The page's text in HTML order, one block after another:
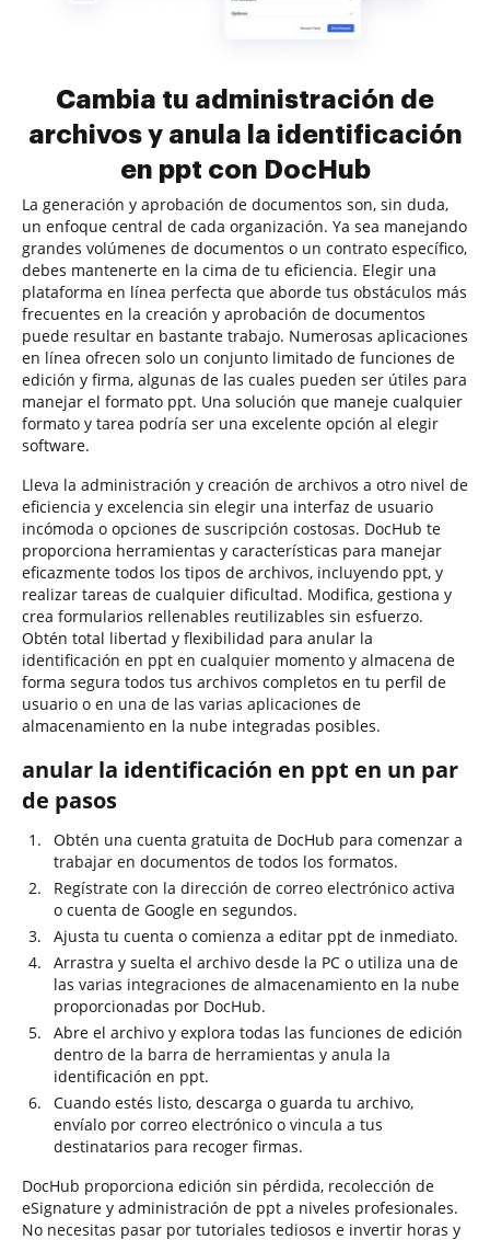
Cambia tu administración de
archivos y anula la identificación
en ppt con DocHub
La generación y aprobación de documentos son, sin duda,
un enfoque central de cada organización. Ya sea manejando
grandes volúmenes de documentos o un contrato específico,
debes mantenerte en la cima de tu eficiencia. Elegir una
plataforma en línea perfecta que aborde tus obstáculos más
frecuentes en la creación y aprobación de documentos
puede resultar en bastante trabajo. Numerosas aplicaciones
en línea ofrecen solo un conjunto limitado de funciones de
edición y firma, algunas de las cuales pueden ser útiles para
manejar el formato ppt. Una solución que maneje cualquier
formato y tarea podría ser una excelente opción al elegir
software.
Lleva la administración y creación de archivos a otro nivel de
eficiencia y excelencia sin elegir una interfaz de usuario
incómoda o opciones de suscripción costosas. DocHub te
proporciona herramientas y características para manejar
eficazmente todos los tipos de archivos, incluyendo ppt, y
realizar tareas de cualquier dificultad. Modifica, gestiona y
crea formularios rellenables reutilizables sin esfuerzo.
Obtén total libertad y flexibilidad para anular la
identificación en ppt en cualquier momento y almacena de
forma segura todos tus archivos completos en tu perfil de
usuario o en una de las varias aplicaciones de
almacenamiento en la nube integradas posibles.
anular la identificación en ppt en un par
de pasos
Obtén una cuenta gratuita de DocHub para comenzar a
trabajar en documentos de todos los formatos.
Regístrate con la dirección de correo electrónico activa
o cuenta de Google en segundos.
Ajusta tu cuenta o comienza a editar ppt de inmediato.
Arrastra y suelta el archivo desde la PC o utiliza una de
las varias integraciones de almacenamiento en la nube
proporcionadas por DocHub.
Abre el archivo y explora todas las funciones de edición
dentro de la barra de herramientas y anula la
identificación en ppt.
Cuando estés listo, descarga o guarda tu archivo,
envíalo por correo electrónico o vincula a tus
destinatarios para recoger firmas.
DocHub proporciona edición sin pérdida, recolección de
eSignature y administración de ppt a niveles profesionales.
No necesitas pasar por tutoriales tediosos e invertir horas y